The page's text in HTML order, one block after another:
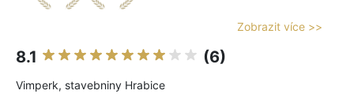
Zobrazit více >>
8.1 (6)
Vimperk, stavebniny Hrabice